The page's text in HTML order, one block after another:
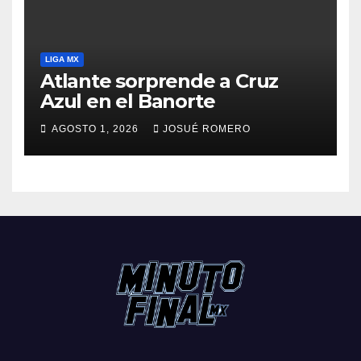
LIGA MX
Atlante sorprende a Cruz
Azul en el Banorte
AGOSTO 1, 2026 JOSUÉ ROMERO